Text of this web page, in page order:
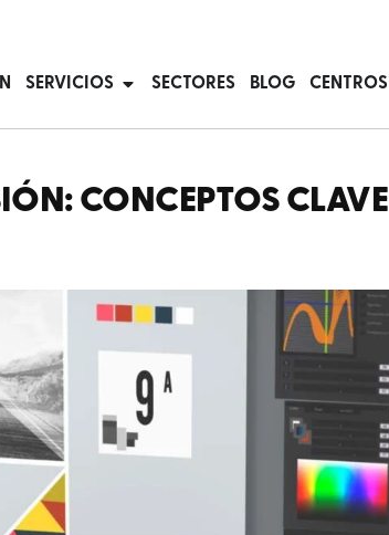
SERVICIOS SECTORES BLOG CENTROS
CONCEPTOS CLAVE